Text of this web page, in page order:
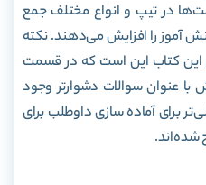
در تیپ و انواع مختلف جمع
آموز را افزایش می‌دهند. نکته
کتاب این است که در قسمت
عنوان سوالات دشوارتر وجود
برای آماده سازی داوطلب برای
شده‌اند.